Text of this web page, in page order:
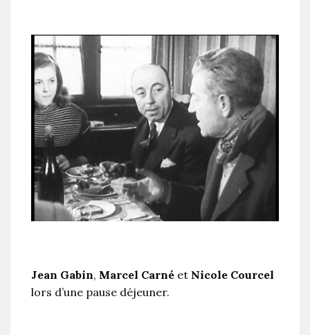
Jean Gabin, Marcel Carné et Nicole Courcel
lors d’une pause déjeuner.